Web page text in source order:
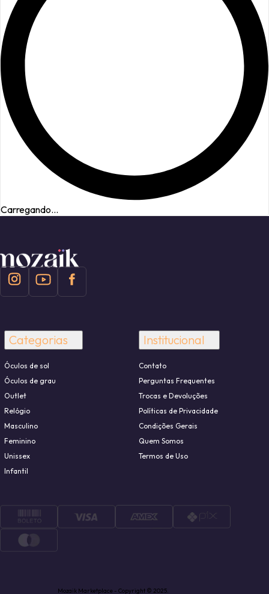
Carregando...
Categorias
Óculos de sol
Óculos de grau
Outlet
Relógio
Masculino
Feminino
Unissex
Infantil
Institucional
Contato
Perguntas Frequentes
Trocas e Devoluções
Políticas de Privacidade
Condições Gerais
Quem Somos
Termos de Uso
Mozaik Marketplace - Copyright © 2025.